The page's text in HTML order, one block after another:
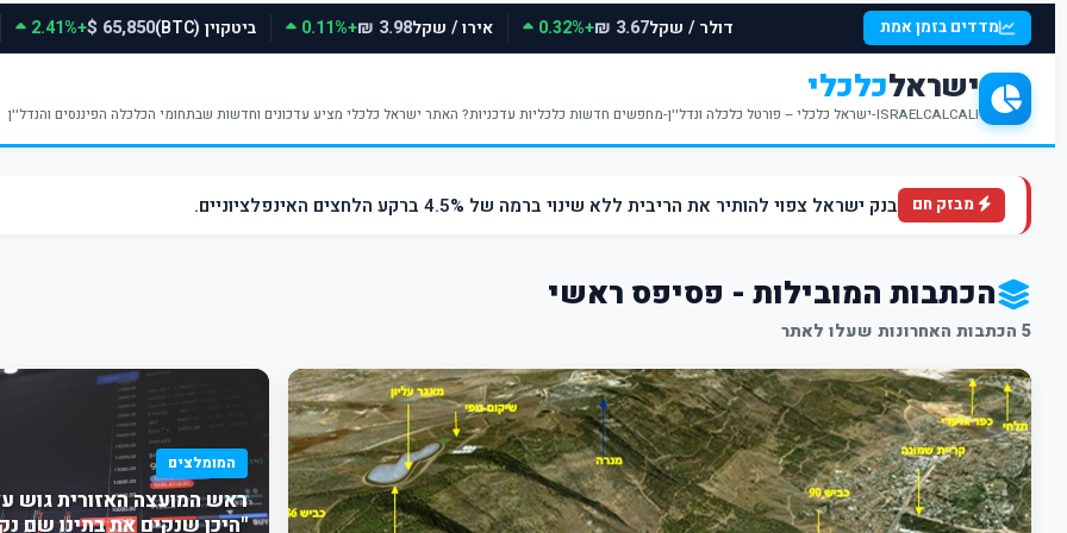
מדדים בזמן אמת דולר / שקל3.67 ₪
+0.32% אירו / שקל3.98 ₪
+0.11% ביטקוין (BTC) 65,850 $
+2.41%
ישראלכלכלי
ISRAELCALCALI-ישראל כלכלי – פורטל כלכלה ונדל''ן-מחפשים חדשות כלכליות עדכניות? האתר ישראל כלכלי מציע עדכונים וחדשות שבתחומי הכלכלה הפיננסים והנדל''ן
מבזק חם בנק ישראל צפוי להותיר את הריבית ללא שינוי ברמה של 4.5% ברקע הלחצים האינפלציוניים.
הכתבות המובילות - פסיפס ראשי
5 הכתבות האחרונות שעלו לאתר
המומלצים
ראש המועצה האזורית גוש
"היכן שנקים את בתינו שם